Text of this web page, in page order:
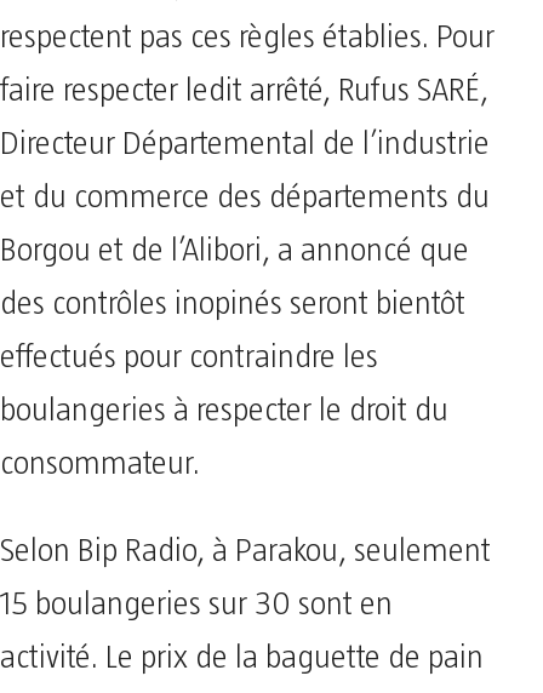
respectent pas ces règles établies. Pour
faire respecter ledit arrêté, Rufus SARÉ,
Directeur Départemental de l’industrie
et du commerce des départements du
Borgou et de l’Alibori, a annoncé que
des contrôles inopinés seront bientôt
effectués pour contraindre les
boulangeries à respecter le droit du
consommateur.
Selon Bip Radio, à Parakou, seulement
15 boulangeries sur 30 sont en
activité. Le prix de la baguette de pain